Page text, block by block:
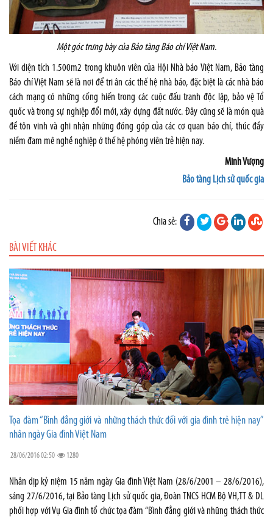
Một góc trưng bày của Bảo tàng Báo chí Việt Nam.
Với diện tích 1.500m2 trong khuôn viên của Hội Nhà báo Việt Nam, Bảo tàng
Báo chí Việt Nam sẽ là nơi để tri ân các thế hệ nhà báo, đặc biệt là các nhà báo
cách mạng có những cống hiến trong các cuộc đấu tranh độc lập, bảo vệ Tổ
quốc và trong sự nghiệp đổi mới, xây dựng đất nước. Đây cũng sẽ là món quà
để tôn vinh và ghi nhận những đóng góp của các cơ quan báo chí, thúc đẩy
niềm đam mê nghề nghiệp ở thế hệ phóng viên trẻ hiện nay.
Minh Vượng
Bảo tàng Lịch sử quốc gia
Chia sẻ:
BÀI VIẾT KHÁC
Tọa đàm “Bình đẳng giới và những thách thức đối với gia đình trẻ hiện nay”
nhân ngày Gia đình Việt Nam
28/06/2016 02:50 1280
Nhân dịp kỷ niệm 15 năm ngày Gia đình Việt Nam (28/6/2001 – 28/6/2016),
sáng 27/6/2016, tại Bảo tàng Lịch sử quốc gia, Đoàn TNCS HCM Bộ VH,TT & DL
phối hợp với Vụ Gia đình tổ chức tọa đàm “Bình đẳng giới và những thách thức